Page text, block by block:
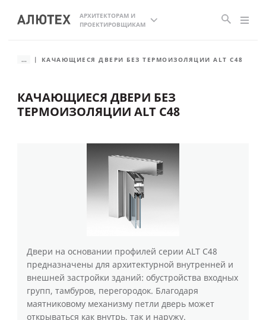
АРХИТЕКТОРАМ И
ПРОЕКТИРОВЩИКАМ
... КАЧАЮЩИЕСЯ ДВЕРИ БЕЗ ТЕРМОИЗОЛЯЦИИ ALT C48
КАЧАЮЩИЕСЯ ДВЕРИ БЕЗ
ТЕРМОИЗОЛЯЦИИ ALT C48
Двери на основании профилей серии ALT C48
предназначены для архитектурной внутренней и
внешней застройки зданий: обустройства входных
групп, тамбуров, перегородок. Благодаря
маятниковому механизму петли дверь может
открываться как внутрь, так и наружу.